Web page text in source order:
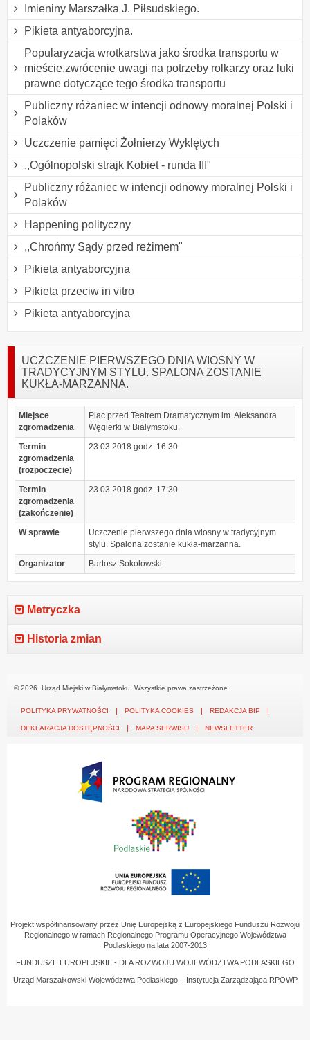
Imieniny Marszałka J. Piłsudskiego.
Pikieta antyaborcyjna.
Popularyzacja wrotkarstwa jako środka transportu w
mieście,zwrócenie uwagi na potrzeby rolkarzy oraz luki
prawne dotyczące tego środka transportu
Publiczny różaniec w intencji odnowy moralnej Polski i
Polaków
Uczczenie pamięci Żołnierzy Wyklętych
,,Ogólnopolski strajk Kobiet - runda III"
Publiczny różaniec w intencji odnowy moralnej Polski i
Polaków
Happening polityczny
,,Chrońmy Sądy przed reżimem"
Pikieta antyaborcyjna
Pikieta przeciw in vitro
Pikieta antyaborcyjna
UCZCZENIE PIERWSZEGO DNIA WIOSNY W
TRADYCYJNYM STYLU. SPALONA ZOSTANIE
KUKŁA-MARZANNA.
Miejsce
zgromadzenia
Plac przed Teatrem Dramatycznym im. Aleksandra
Węgierki w Białymstoku.
Termin
zgromadzenia
(rozpoczęcie)
23.03.2018 godz. 16:30
Termin
zgromadzenia
(zakończenie)
23.03.2018 godz. 17:30
W sprawie
Uczczenie pierwszego dnia wiosny w tradycyjnym
stylu. Spalona zostanie kukła-marzanna.
Organizator
Bartosz Sokołowski
Metryczka
Historia zmian
© 2026. Urząd Miejski w Białymstoku. Wszystkie prawa zastrzeżone.
POLITYKA PRYWATNOŚCI POLITYKA COOKIES REDAKCJA BIP
DEKLARACJA DOSTĘPNOŚCI MAPA SERWISU NEWSLETTER
Projekt współfinansowany przez Unię Europejską z Europejskiego Funduszu Rozwoju
Regionalnego w ramach Regionalnego Programu Operacyjnego Województwa
Podlaskiego na lata 2007-2013
FUNDUSZE EUROPEJSKIE - DLA ROZWOJU WOJEWÓDZTWA PODLASKIEGO
Urząd Marszałkowski Województwa Podlaskiego – Instytucja Zarządzająca RPOWP